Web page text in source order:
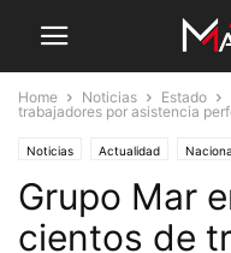
Home Noticias Estado
trabajadores por asistencia
Noticias Actualidad
Grupo Mar
cientos de